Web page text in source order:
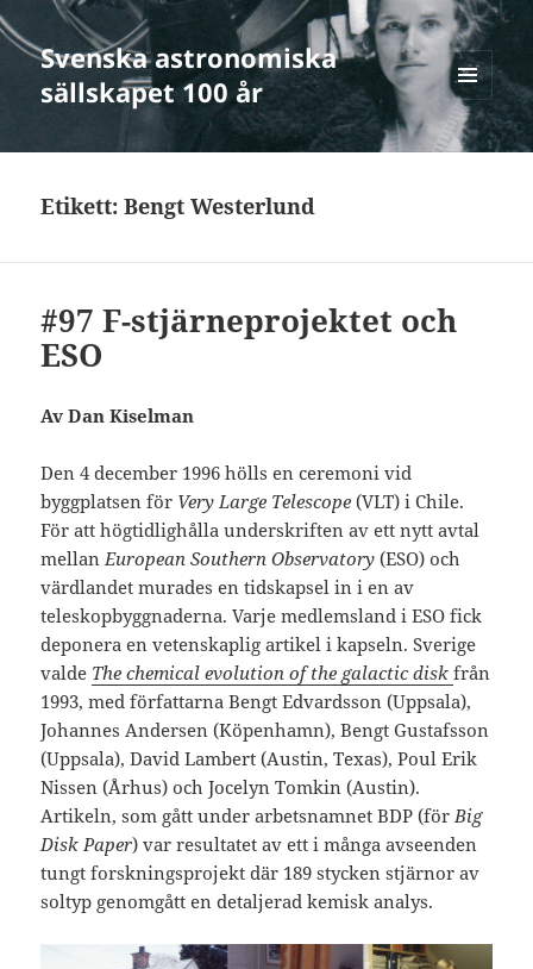
Svenska astronomiska
sällskapet 100 år
MENY
OCH
WIDGETS
Etikett:Bengt Westerlund
#97 F-stjärneprojektet och
ESO
Av Dan Kiselman
Den 4 december 1996 hölls en ceremoni vid
byggplatsen för Very Large Telescope(VLT) i Chile.
För att högtidlighålla underskriften av ett nytt avtal
mellanEuropean Southern Observatory (ESO) och
värdlandet murades en tidskapsel in i en av
teleskopbyggnaderna. Varje medlemsland i ESO fick
deponera en vetenskaplig artikel i kapseln. Sverige
valde The chemical evolution of the galactic disk från
1993, med författarna Bengt Edvardsson (Uppsala),
Johannes Andersen (Köpenhamn), Bengt Gustafsson
(Uppsala), David Lambert (Austin, Texas), Poul Erik
Nissen (Århus) och Jocelyn Tomkin (Austin).
Artikeln, som gått under arbetsnamnet BDP (förBig
Disk Paper) var resultatet av ett i många avseenden
tungt forskningsprojekt där 189 stycken stjärnor av
soltyp genomgått en detaljerad kemisk analys.